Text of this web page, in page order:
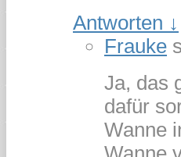
Antworten ↓
Frauke
Ja, das
dafür
Wanne